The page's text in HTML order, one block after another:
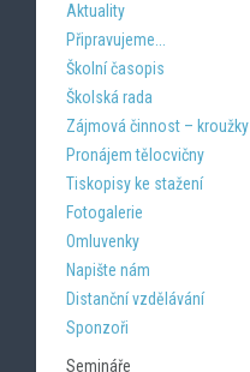
Aktuality
Připravujeme...
Školní časopis
Školská rada
Zájmová činnost – kroužky
Pronájem tělocvičny
Tiskopisy ke stažení
Fotogalerie
Omluvenky
Napište nám
Distanční vzdělávání
Sponzoři
Semináře